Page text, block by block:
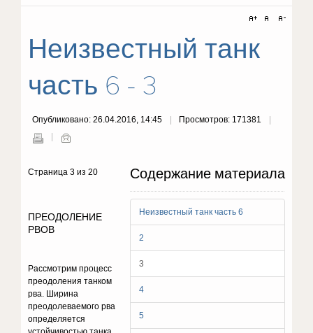
Неизвестный танк
часть 6 - 3
Опубликовано: 26.04.2016, 14:45 Просмотров: 171381
Содержание материала
Неизвестный танк часть 6
2
3
4
5
Страница 3 из 20
ПРЕОДОЛЕНИЕ
РВОВ
Рассмотрим процесс
преодоления танком
рва. Ширина
преодолевае­мого рва
определяется